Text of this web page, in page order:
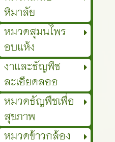
หิมาลัย
หมวดสุมนไพร
อบแห้ง
งาและธัญพืช
ละเอียดลออ
หมวดธัญพืชเพื่อ
สุขภาพ
หมวดข้าวกล้อง